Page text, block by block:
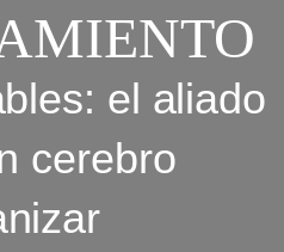
el aliado
cerebro